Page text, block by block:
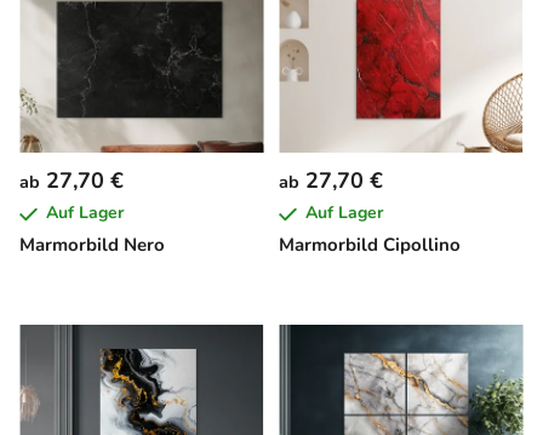
Marmorbild Nero
ab 27,70 €
Auf Lager
Marmorbild Cipollino
ab 27,70 €
Auf Lager